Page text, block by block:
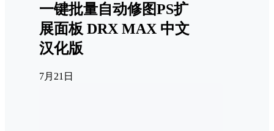
一键批量自动修图PS扩
展面板 DRX MAX 中文
汉化版
7月21日